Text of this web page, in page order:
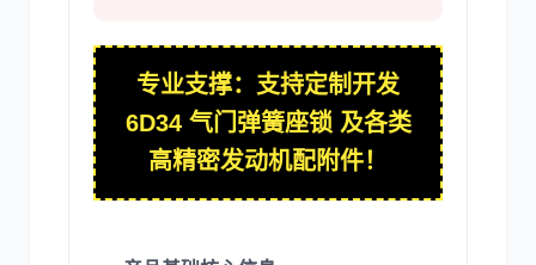
约翰迪尔 徐工
专业支撑：支持定制开发
6D34 气门弹簧座锁 及各类
高精密发动机配附件！